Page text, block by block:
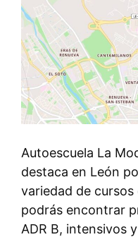
Autoescuela La
destaca en León
variedad de
podrás encontrar
ADR B, intensivos